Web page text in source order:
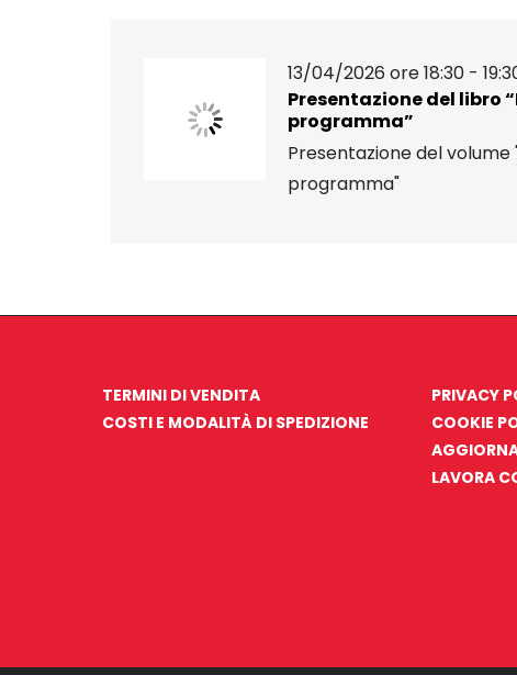
13/04/2026 ore 18:30 -
Presentazione del libro
programma”
Presentazione del volume
programma"
TERMINI DI VENDITA
COSTI E MODALITÀ DI SPEDIZIONE
PRIVACY
COOKIE
LAVORA